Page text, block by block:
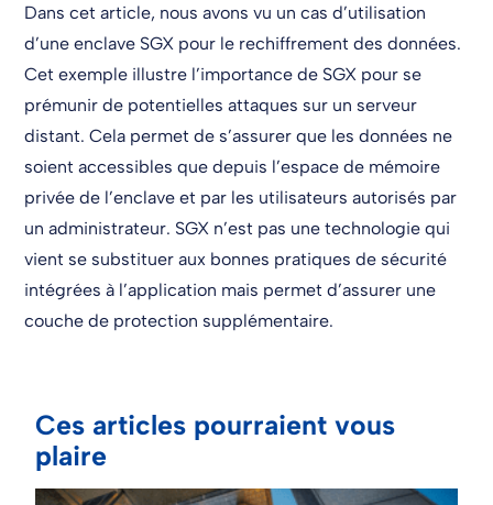
Dans cet article, nous avons vu un cas d’utilisation
d’une enclave SGX pour le rechiffrement des données.
Cet exemple illustre l’importance de SGX pour se
prémunir de potentielles attaques sur un serveur
distant. Cela permet de s’assurer que les données ne
soient accessibles que depuis l’espace de mémoire
privée de l’enclave et par les utilisateurs autorisés par
un administrateur. SGX n’est pas une technologie qui
vient se substituer aux bonnes pratiques de sécurité
intégrées à l’application mais permet d’assurer une
couche de protection supplémentaire.
Ces articles pourraient vous
plaire